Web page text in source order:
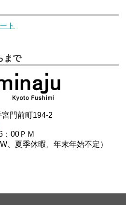
ト
まで
門前町194-2
：00ＰＭ
、夏季休暇、年末年始不定）